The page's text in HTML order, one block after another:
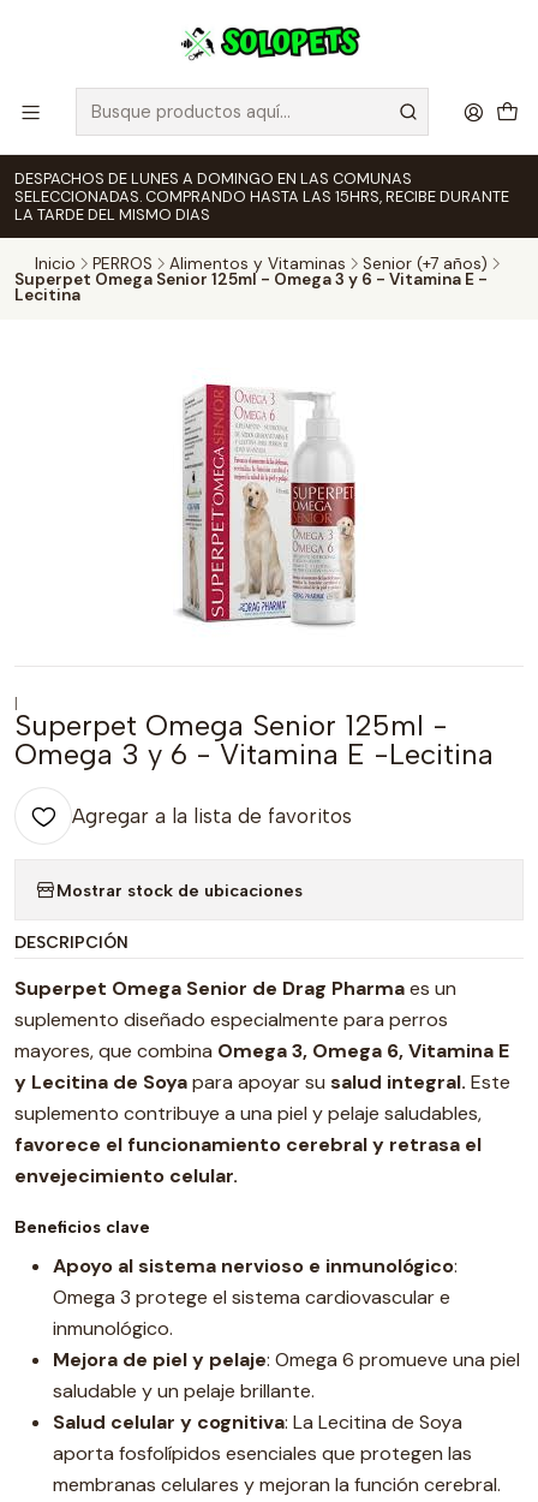
DESPACHOS DE LUNES A DOMINGO EN LAS COMUNAS
SELECCIONADAS. COMPRANDO HASTA LAS 15HRS, RECIBE DURANTE
LA TARDE DEL MISMO DIAS
Inicio PERROS Alimentos y Vitaminas Senior (+7 años)
Superpet Omega Senior 125ml - Omega 3 y 6 - Vitamina E -
Lecitina
|
Superpet Omega Senior 125ml -
Omega 3 y 6 - Vitamina E -Lecitina
Agregar a la lista de favoritos
Mostrar stock de ubicaciones
DESCRIPCIÓN
Superpet Omega Senior de Drag Pharmaes un
suplemento diseñado especialmente para perros
mayores, que combina Omega 3, Omega 6, Vitamina E
y Lecitina de Soyapara apoyar su salud integral. Este
suplemento contribuye a una piel y pelaje saludables,
favorece el funcionamiento cerebral y retrasa el
envejecimiento celular.
Beneficios clave
Apoyo al sistema nervioso e inmunológico:
Omega 3 protege el sistema cardiovascular e
inmunológico.
Mejora de piel y pelaje: Omega 6 promueve una piel
saludable y un pelaje brillante.
Salud celular y cognitiva: La Lecitina de Soya
aporta fosfolípidos esenciales que protegen las
membranas celulares y mejoran la función cerebral.